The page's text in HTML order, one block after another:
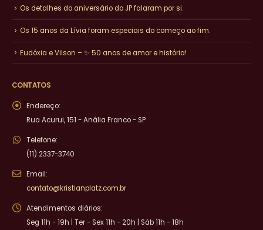
Os detalhes do aniversário do JP falaram por si.
Os 15 anos da Lívia foram especiais do começo ao fim.
Eudóxia e Vilson – ✨ 50 anos de amor e história!
CONTATOS
Endereço:
Rua Acurui, 151 - Anália Franco - SP
Telefone:
(11) 2337-3740
Email:
contato@kristianplatz.com.br
Atendimentos diários:
Seg 11h - 19h | Ter - Sex 11h - 20h | Sáb 11h - 18h